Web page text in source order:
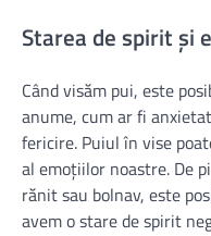
Starea de spirit și
Când visăm pui, este
anume, cum ar fi
fericire. Puiul în vise
al emoțiilor noastre. De
rănit sau bolnav, este
avem o stare de spirit